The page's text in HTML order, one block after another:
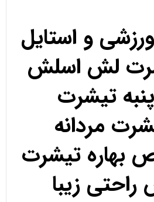
و استایل
لش اسلش
تیشرت
مردانه
بهاره تیشرت
زیبا